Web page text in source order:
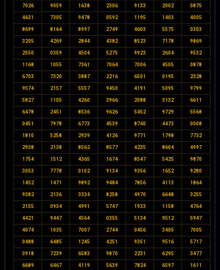
7026 9059 1638 2306 9133 2002 0875
4631 7305 9478 0592 1195 1403 4005
8699 8164 8997 2749 4603 5575 0303
3205 4269 2844 4382 8523 7178 9869
2550 0359 4504 5275 9923 2604 9532
1168 1055 7361 7064 7006 4505 0878
6703 7320 3887 2216 6501 0195 2328
9574 2157 5557 9450 4191 5095 9799
5827 1105 4260 3966 2088 3132 6611
6478 2451 8536 9626 5452 9729 5568
0451 7978 6773 4539 8740 4473 0008
1810 5258 2939 4126 9771 1798 7732
2938 2138 8562 8577 4235 8604 4997
1754 1512 4365 1674 8547 5425 9870
3053 7778 0102 9134 9356 1652 9280
1452 1471 9892 9484 7856 4113 1864
9382 2136 3334 8258 4970 6648 3255
2155 0934 4991 5747 1933 1158 4764
4421 9447 4564 0355 5134 9512 5947
4074 1035 7007 2744 0456 3405 7005
0488 6485 1245 4251 9351 9516 5717
0918 7239 6583 9870 2231 6295 3477
6689 6467 4119 5639 7824 6597 1611